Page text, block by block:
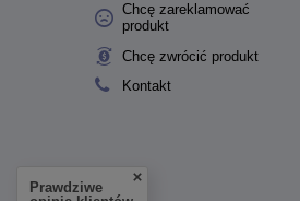
Chcę zareklamować
produkt
Chcę zwrócić produkt
Kontakt
Prawdziwe